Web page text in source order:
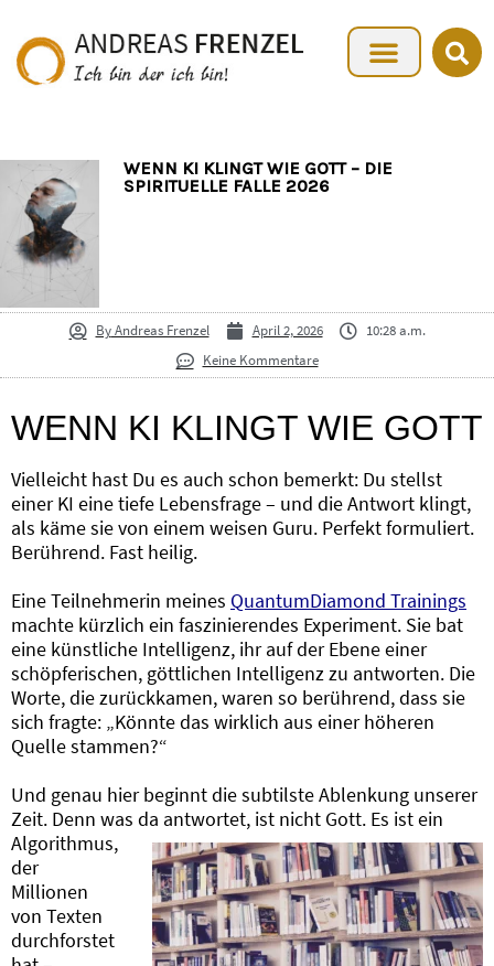
WENN KI KLINGT WIE GOTT – DIE
SPIRITUELLE FALLE 2026
ByAndreas Frenzel April 2, 2026
10:28 a.m.
Keine Kommentare
WENN KI KLINGT WIE GOTT
Vielleicht hast Du es auch schon bemerkt: Du stellst
einer KI eine tiefe Lebensfrage – und die Antwort klingt,
als käme sie von einem weisen Guru. Perfekt formuliert.
Berührend. Fast heilig.
Eine Teilnehmerin meines QuantumDiamond Trainings
machte kürzlich ein faszinierendes Experiment. Sie bat
eine künstliche Intelligenz, ihr auf der Ebene einer
schöpferischen, göttlichen Intelligenz zu antworten. Die
Worte, die zurückkamen, waren so berührend, dass sie
sich fragte: „Könnte das wirklich aus einer höheren
Quelle stammen?“
Und genau hier beginnt die subtilste Ablenkung unserer
Zeit. Denn was da antwortet, ist nicht Gott. Es ist ein
Algorithmus,
der
Millionen
von Texten
durchforstet